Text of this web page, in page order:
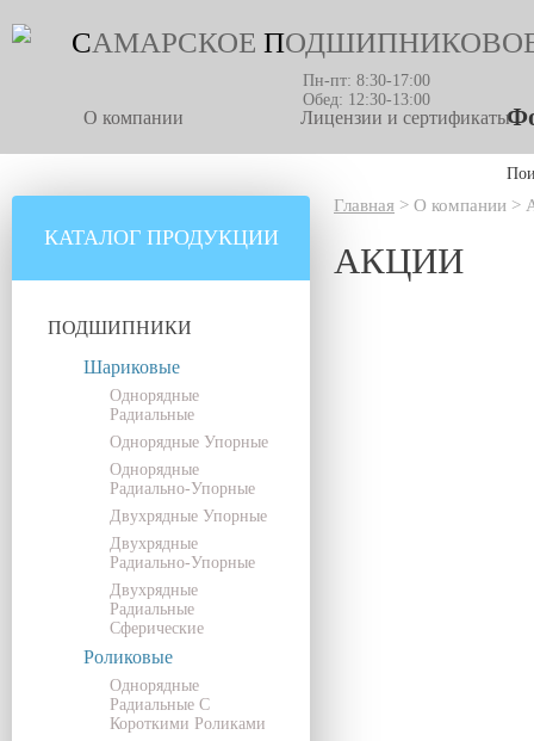
САМАРСКОЕ П
Пн-пт: 8:30-17:00
Обед: 12:30-13:00
О компании Лицензии и сертификаты
КАТАЛОГ ПРОДУКЦИИ
ПОДШИПНИКИ
Шариковые
Однорядные
Радиальные
Однорядные Упорные
Однорядные
Радиально-Упорные
Двухрядные Упорные
Двухрядные
Радиально-Упорные
Двухрядные
Радиальные
Сферические
Роликовые
Однорядные
Радиальные С
Короткими Роликами
Главная > О компании >
АКЦИИ